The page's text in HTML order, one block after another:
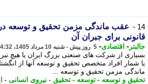
14 -
عقب ماندگی مزمن تحقیق و توسعه
قانونی برای جبران آن
جالبتر - اقتصادی- 5 روز پیش - شنبه 10 مرداد 1405، 14:32
بسیاری از شرکت های صنعتی بزرگ ایران یا هیچ
یا شمار افراد متخصص تحقیق و توسعه آنها از
ماندگی مزمن تحقیق و توسعه ...
تحقیق و توسعه - توسعه - تحقیق - نیروی انسانی -